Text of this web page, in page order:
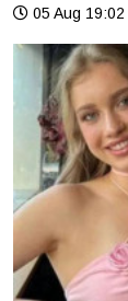
05 Aug 19:02